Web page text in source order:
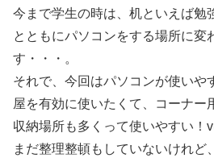
今まで学生の時は、机といえば勉
とともにパソコンをする場所に変
す・・・。
それで、今回はパソコンが使いや
屋を有効に使いたくて、コーナー
収納場所も多くって使いやすい！
まだ整理整頓もしていないけれど